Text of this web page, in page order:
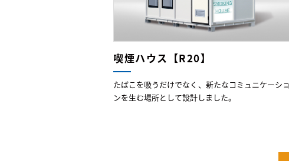
喫煙ハウス【R20】
たばこを吸うだけでなく、新たなコミュニケーショ
ンを生む場所として設計しました。